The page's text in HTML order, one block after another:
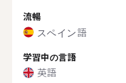
流暢
スペイン語
学習中の言語
英語